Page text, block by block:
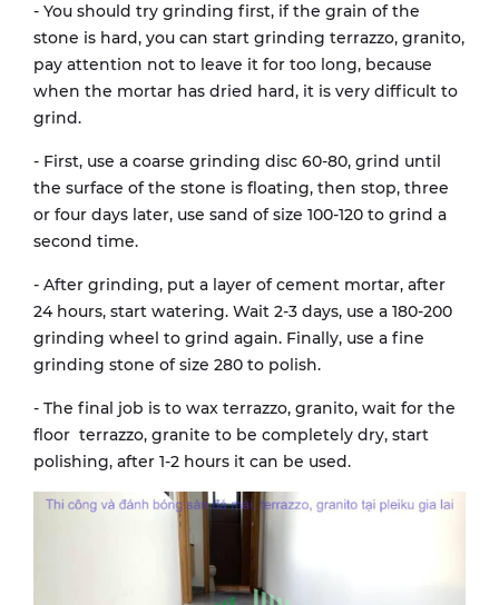
- You should try grinding first, if the grain of the
stone is hard, you can start grinding terrazzo, granito,
pay attention not to leave it for too long, because
when the mortar has dried hard, it is very difficult to
grind.
- First, use a coarse grinding disc 60-80, grind until
the surface of the stone is floating, then stop, three
or four days later, use sand of size 100-120 to grind a
second time.
- After grinding, put a layer of cement mortar, after
24 hours, start watering. Wait 2-3 days, use a 180-200
grinding wheel to grind again. Finally, use a fine
grinding stone of size 280 to polish.
- The final job is to wax terrazzo, granito, wait for the
floor terrazzo, granite to be completely dry, start
polishing, after 1-2 hours it can be used.